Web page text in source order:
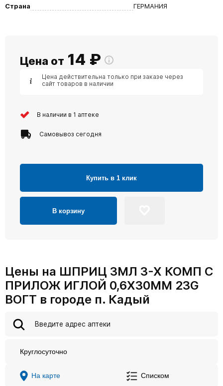
Страна
ГЕРМАНИЯ
Цена от 14 ₽
Цена действительна только при заказе через
сайт товаров в наличии
В наличии в 1 аптеке
Самовывоз сегодня
Купить в 1 клик
В корзину
Цены на ШПРИЦ 3МЛ 3-Х КОМП С
ПРИЛОЖ ИГЛОЙ 0,6Х30ММ 23G
ВОГТ в городе п. Кадый
Круглосуточно
На карте Списком